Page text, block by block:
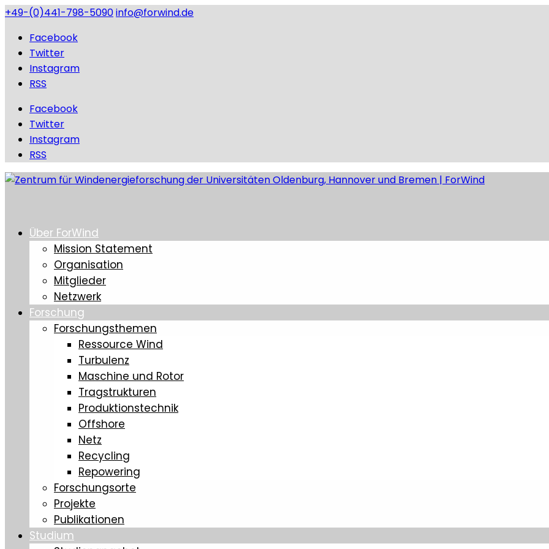
+49-(0)441-798-5090info@forwind.de
Facebook
Twitter
Instagram
RSS
Facebook
Twitter
Instagram
RSS
Über ForWind
Mission Statement
Organisation
Mitglieder
Netzwerk
Forschung
Forschungsthemen
Ressource Wind
Turbulenz
Maschine und Rotor
Tragstrukturen
Produktionstechnik
Offshore
Netz
Recycling
Repowering
Forschungsorte
Projekte
Publikationen
Studium